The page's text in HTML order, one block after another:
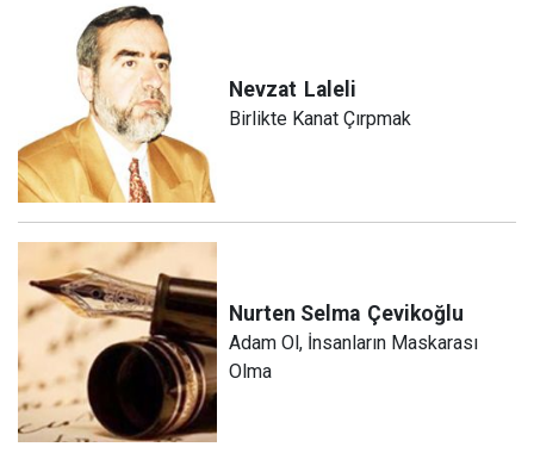
Nevzat Laleli
Birlikte Kanat Çırpmak
Nurten Selma Çevikoğlu
Adam Ol, İnsanların Maskarası
Olma